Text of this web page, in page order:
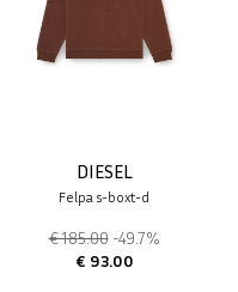
DIESEL
Felpa s-boxt-d
€ 185.00 -49.7%
€ 93.00